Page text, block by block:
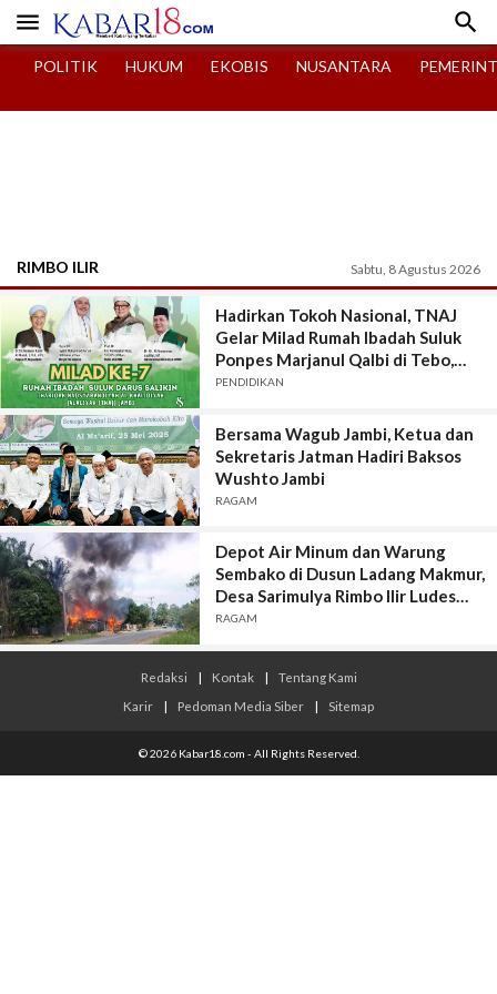
 
POLITIK HUKUM EKOBIS NUSANTARA
RIMBO ILIR Sabtu, 8 Agustus 2026
Hadirkan Tokoh Nasional, TNAJ
Gelar Milad Rumah Ibadah Suluk
Ponpes Marjanul Qalbi di Tebo,
Jambi
PENDIDIKAN
Bersama Wagub Jambi, Ketua dan
Sekretaris Jatman Hadiri Baksos
Wushto Jambi
RAGAM
Depot Air Minum dan Warung
Sembako di Dusun Ladang Makmur,
Desa Sarimulya Rimbo Ilir Ludes
Terbakar.
RAGAM
Redaksi | Kontak |
Tentang Kami
Karir
| Pedoman Media Siber | Sitemap
© 2026 Kabar18.com - All Rights Reserved.